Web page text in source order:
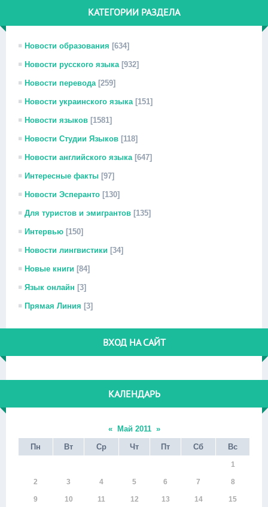
КАТЕГОРИИ РАЗДЕЛА
Новости образования [634]
Новости русского языка [932]
Новости перевода [259]
Новости украинского языка [151]
Новости языков [1581]
Новости Студии Языков [118]
Новости английского языка [647]
Интересные факты [97]
Новости Эсперанто [130]
Для туристов и эмигрантов [135]
Интервью [150]
Новости лингвистики [34]
Новые книги [84]
Язык онлайн [3]
Прямая Линия [3]
ВХОД НА САЙТ
КАЛЕНДАРЬ
« Май 2011 »
Пн
Вт Ср Чт Пт Сб Вс
1
2 3 4 5 6 7 8
9 10 11 12 13 14 15